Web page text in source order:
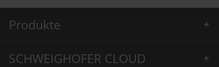
Produkte
SCHWEIGHOFER CLOUD